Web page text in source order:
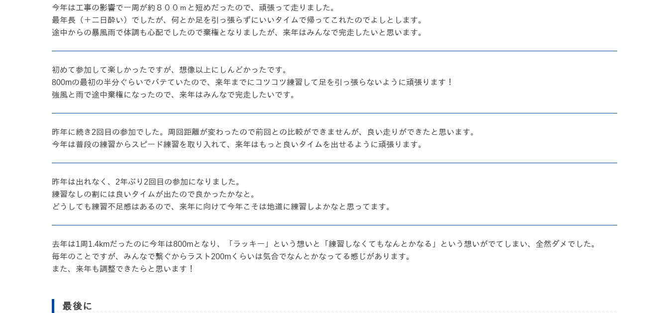
今年は工事の影響で一周が約８００ｍと短めだったので、頑張って走りました。
最年長（＋二日酔い）でしたが、何とか足を引っ張らずにいいタイムで帰ってこれたのでよしとします。
途中からの暴風雨で体調も心配でしたので棄権となりましたが、来年はみんなで完走したいと思います。
初めて参加して楽しかったですが、想像以上にしんどかったです。
800mの最初の半分ぐらいでバテていたので、来年までにコツコツ練習して足を引っ張らないように頑張ります！
強風と雨で途中棄権になったので、来年はみんなで完走したいです。
昨年に続き2回目の参加でした。周回距離が変わったので前回との比較ができませんが、良い走りができたと思います。
今年は普段の練習からスピード練習を取り入れて、来年はもっと良いタイムを出せるように頑張ります。
昨年は出れなく、2年ぶり2回目の参加になりました。
練習なしの割には良いタイムが出たので良かったかなと。
どうしても練習不足感はあるので、来年に向けて今年こそは地道に練習しよかなと思ってます。
去年は1周1.4kmだったのに今年は800mとなり、「ラッキー」という想いと「練習しなくてもなんとかなる」という想いがでてしまい、全然ダメでした。
毎年のことですが、みんなで繋ぐからラスト200mくらいは気合でなんとかなってる感じがあります。
また、来年も調整できたらと思います！
最後に